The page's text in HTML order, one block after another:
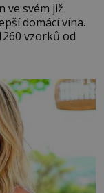
ve svém již
domácí vína.
vzorků od